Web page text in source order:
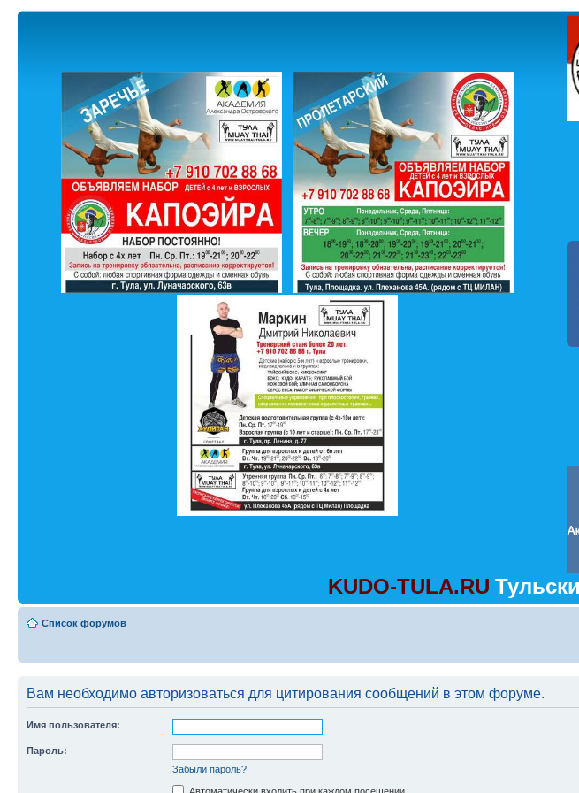
KUDO-TULA.RU
Список форумов
Вам необходимо авторизоваться для цитирования сообщений в этом форуме.
Имя пользователя:
Пароль:
Забыли пароль?